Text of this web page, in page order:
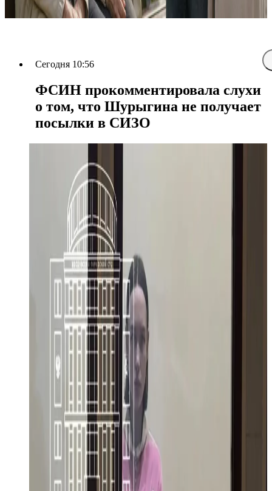
Сегодня 10:56
ФСИН прокомментировала слухи
о том, что Шурыгина не получает
посылки в СИЗО